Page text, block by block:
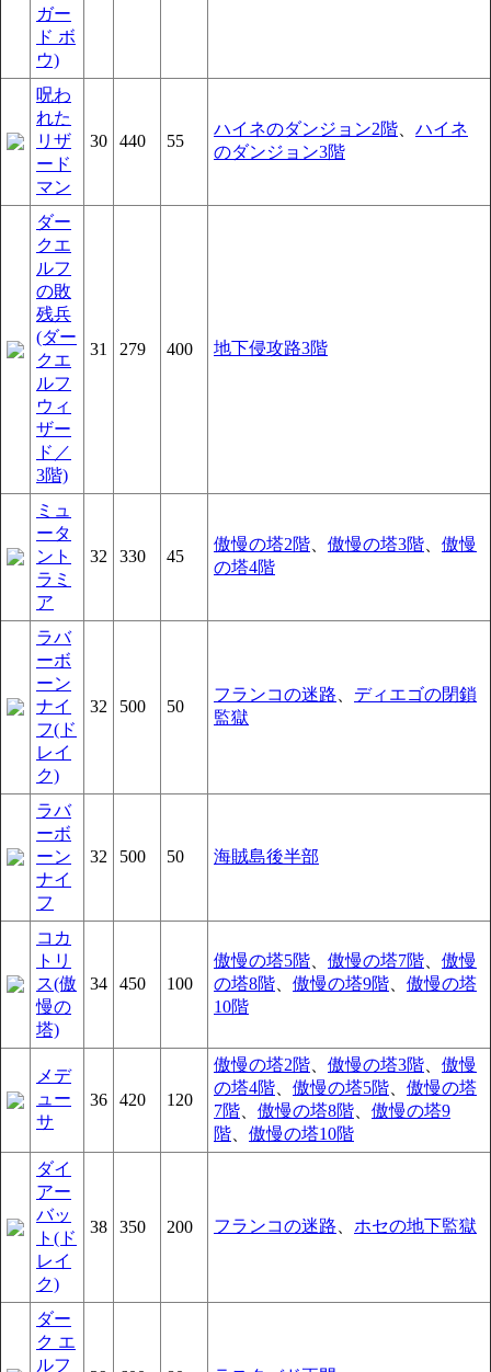
ガー
ド ボ
ウ)
呪わ
れた
リザ
ード
マン
30 440 55
ハイネのダンジョン2階
ハイネ
のダンジョン3階
ダー
クエ
ルフ
の敗
残兵
(ダー
クエ
ルフ
ウィ
ザー
ド／
3階)
31 279 400 地下侵攻路3階
ミュ
ータ
ント
ラミ
ア
32 330 45
傲慢の塔2階 傲慢の塔3階
傲慢
の塔4階
ラバ
ーボ
ーン
ナイ
フ(ド
レイ
ク)
32 500 50
フランコの迷路
ディエゴの閉鎖
監獄
ラバ
ーボ
ーン
ナイ
フ
32 500 50 海賊島後半部
コカ
トリ
ス(傲
慢の
塔)
34 450 100
傲慢の塔5階 傲慢の塔7階
傲慢
の塔8階
傲慢の塔9階
傲慢の塔
10階
メデ
ュー
サ
36 420 120
傲慢の塔2階 傲慢の塔3階
傲慢
の塔4階
傲慢の塔5階
傲慢の塔
7階
傲慢の塔8階
傲慢の塔9
階
傲慢の塔10階
ダイ
アー
バッ
ト(ド
レイ
ク)
38 350 200 フランコの迷路 ホセの地下監獄
ダー
ク エ
ルフ